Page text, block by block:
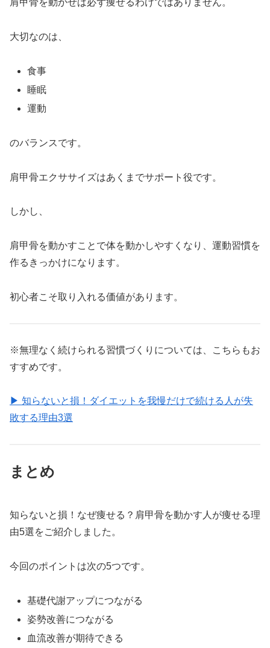
肩甲骨を動かせば必ず痩せるわけではありません。
大切なのは、
食事
睡眠
運動
のバランスです。
肩甲骨エクササイズはあくまでサポート役です。
しかし、
肩甲骨を動かすことで体を動かしやすくなり、運動習慣を
作るきっかけになります。
初心者こそ取り入れる価値があります。
※無理なく続けられる習慣づくりについては、こちらもお
すすめです。
▶ 知らないと損！ダイエットを我慢だけで続ける人が失
敗する理由3選
まとめ
知らないと損！なぜ痩せる？肩甲骨を動かす人が痩せる理
由5選をご紹介しました。
今回のポイントは次の5つです。
基礎代謝アップにつながる
姿勢改善につながる
血流改善が期待できる